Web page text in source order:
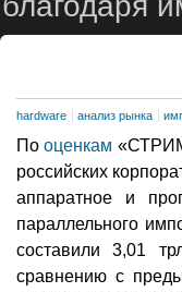
hardware анализ рынка
Пооценкам «СТРИМ
российских
аппаратное и
параллельного
составили 3,01
сравнению с